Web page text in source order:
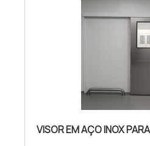
VISOR EM AÇO INOX